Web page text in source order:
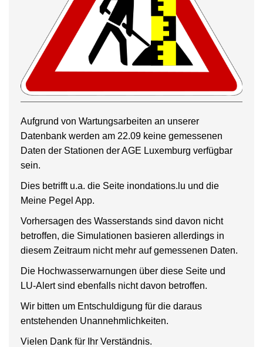
Aufgrund von Wartungsarbeiten an unserer
Datenbank werden am 22.09 keine gemessenen
Daten der Stationen der AGE Luxemburg verfügbar
sein.
Dies betrifft u.a. die Seite inondations.lu und die
Meine Pegel App.
Vorhersagen des Wasserstands sind davon nicht
betroffen, die Simulationen basieren allerdings in
diesem Zeitraum nicht mehr auf gemessenen Daten.
Die Hochwasserwarnungen über diese Seite und
LU-Alert sind ebenfalls nicht davon betroffen.
Wir bitten um Entschuldigung für die daraus
entstehenden Unannehmlichkeiten.
Vielen Dank für Ihr Verständnis.